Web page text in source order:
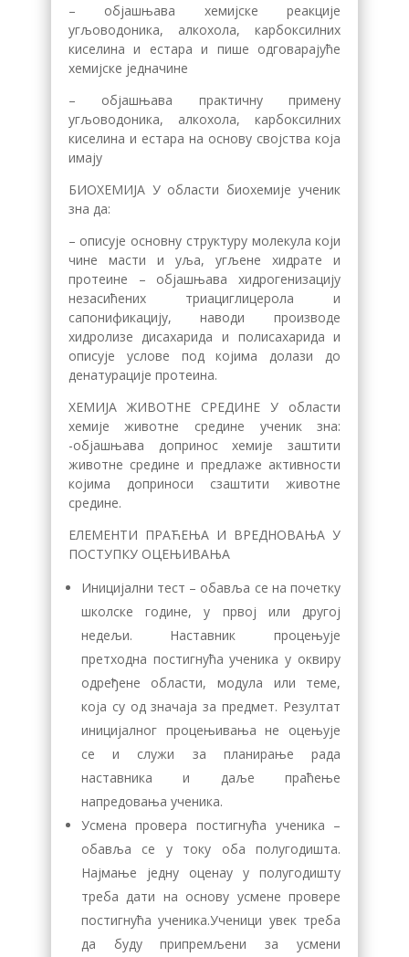
– објашњава хемијске реакције
угљоводоника, алкохола, карбоксилних
киселина и естара и пише одговарајуће
хемијске једначине
– објашњава практичну примену
угљоводоника, алкохола, карбоксилних
киселина и естара на основу својства која
имају
БИОХЕМИЈА У области биохемије ученик
зна да:
– описује основну структуру молекула који
чине масти и уља, угљене хидрате и
протеине – објашњава хидрогенизацију
незасићених триациглицерола и
сапонификацију, наводи производе
хидролизе дисахарида и полисахарида и
описује услове под којима долази до
денатурације протеина.
ХЕМИЈА ЖИВОТНЕ СРЕДИНЕ У области
хемије животне средине ученик зна:
-објашњава допринос хемије заштити
животне средине и предлаже активности
којима доприноси сзаштити животне
средине.
ЕЛЕМЕНТИ ПРАЋЕЊА И ВРЕДНОВАЊА У
ПОСТУПКУ ОЦЕЊИВАЊА
Иницијални тест – обавља се на почетку
школске године, у првој или другој
недељи. Наставник процењује
претходна постигнућа ученика у оквиру
одређене области, модула или теме,
која су од значаја за предмет. Резултат
иницијалног процењивања не оцењује
се и служи за планирање рада
наставника и даље праћење
напредовања ученика.
Усмена провера постигнућа ученика –
обавља се у току оба полугодишта.
Најмање једну оценау у полугодишту
треба дати на основу усмене провере
постигнућа ученика.Ученици увек треба
да буду припремљени за усмени